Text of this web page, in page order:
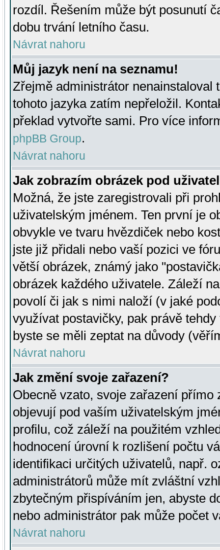
rozdíl. Řešením může být posunutí
dobu trvání letního času.
Návrat nahoru
Můj jazyk není na seznamu!
Zřejmě administrátor nenainstaloval
tohoto jazyka zatím nepřeložil.
překlad vytvořte sami. Pro více
phpBB Group.
Návrat nahoru
Jak zobrazím obrázek pod
Možná, že jste zaregistrovali při
uživatelským jménem. Ten první je
obvykle ve tvaru hvězdiček nebo
jste již přidali nebo vaší pozici ve
větší obrázek, známý jako
obrázek každého uživatele. Záleží
povolí či jak s nimi naloží (v jaké
využívat postavičky, pak právě
byste se měli zeptat na důvody
Návrat nahoru
Jak změní svoje zařazení?
Obecně vzato, svoje zařazení přímo
objevují pod vaším uživatelským
profilu, což záleží na použitém
hodnocení úrovní k rozlišení počtu
identifikaci určitých uživatelů, např.
administrátorů může mít zvláštní
zbytečným přispíváním jen, abyste
nebo administrátor pak může počet
Návrat nahoru